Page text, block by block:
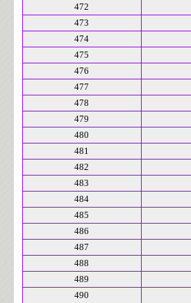
472
473
474
475
476
477
478
479
480
481
482
483
484
485
486
487
488
489
490